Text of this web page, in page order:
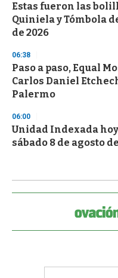
Estas fueron las
Quiniela y Tómbola
de 2026
06:38
Paso a paso, Equal
Carlos Daniel
Palermo
06:00
Unidad Indexada
sábado 8 de agosto